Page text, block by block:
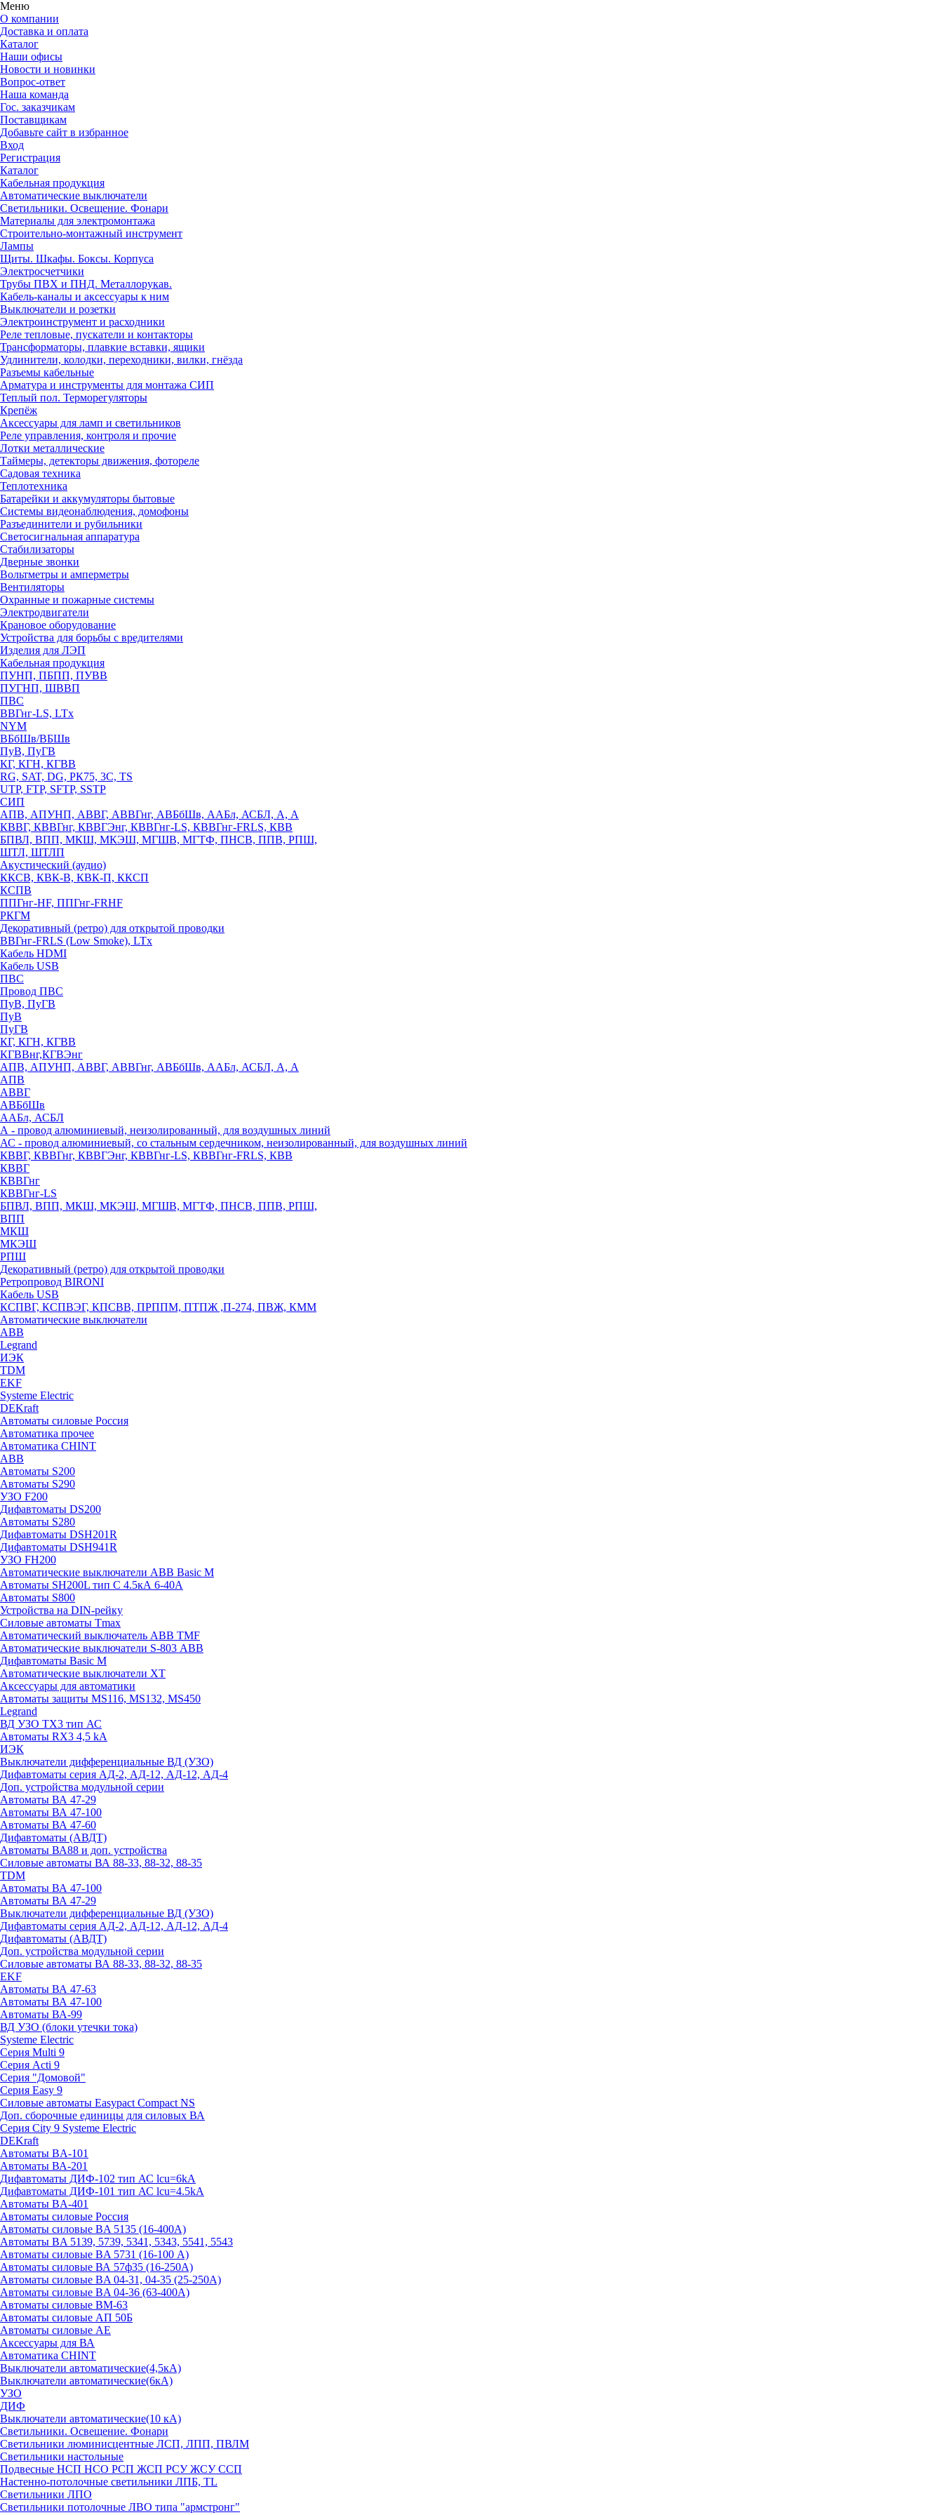
Меню
О компании
Доставка и оплата
Каталог
Наши офисы
Новости и новинки
Вопрос-ответ
Наша команда
Гос. заказчикам
Поставщикам
Добавьте сайт в избранное
Вход
Регистрация
Каталог
Кабельная продукция
Автоматические выключатели
Светильники. Освещение. Фонари
Материалы для электромонтажа
Строительно-монтажный инструмент
Лампы
Щиты. Шкафы. Боксы. Корпуса
Электросчетчики
Трубы ПВХ и ПНД. Металлорукав.
Кабель-каналы и аксессуары к ним
Выключатели и розетки
Электроинструмент и расходники
Реле тепловые, пускатели и контакторы
Трансформаторы, плавкие вставки, ящики
Удлинители, колодки, переходники, вилки, гнёзда
Разъемы кабельные
Арматура и инструменты для монтажа СИП
Теплый пол. Терморегуляторы
Крепёж
Аксессуары для ламп и светильников
Реле управления, контроля и прочие
Лотки металлические
Таймеры, детекторы движения, фотореле
Садовая техника
Теплотехника
Батарейки и аккумуляторы бытовые
Системы видеонаблюдения, домофоны
Разъединители и рубильники
Светосигнальная аппаратура
Стабилизаторы
Дверные звонки
Вольтметры и амперметры
Вентиляторы
Охранные и пожарные системы
Электродвигатели
Крановое оборудование
Устройства для борьбы с вредителями
Изделия для ЛЭП
Кабельная продукция
ПУНП, ПБПП, ПУВВ
ПУГНП, ШВВП
ПВС
ВВГнг-LS, LTx
NYM
ВБбШв/ВБШв
ПуВ, ПуГВ
КГ, КГН, КГВВ
RG, SAT, DG, РК75, 3С, TS
UTP, FTP, SFTP, SSTP
СИП
АПВ, АПУНП, АВВГ, АВВГнг, АВБбШв, ААБл, АСБЛ, А, А
КВВГ, КВВГнг, КВВГЭнг, КВВГнг-LS, КВВГнг-FRLS, КВВ
БПВЛ, ВПП, МКШ, МКЭШ, МГШВ, МГТФ, ПНСВ, ППВ, РПШ,
ШТЛ, ШТЛП
Акустический (аудио)
ККСВ, КВК-В, КВК-П, ККСП
КСПВ
ППГнг-HF, ППГнг-FRHF
РКГМ
Декоративный (ретро) для открытой проводки
ВВГнг-FRLS (Low Smoke), LTx
Кабель HDMI
Кабель USB
ПВС
Провод ПВС
ПуВ, ПуГВ
ПуВ
ПуГВ
КГ, КГН, КГВВ
КГВВнг,КГВЭнг
АПВ, АПУНП, АВВГ, АВВГнг, АВБбШв, ААБл, АСБЛ, А, А
АПВ
АВВГ
АВБбШв
ААБл, АСБЛ
А - провод алюминиевый, неизолированный, для воздушных линий
АС - провод алюминиевый, со стальным сердечником, неизолированный, для воздушных линий
КВВГ, КВВГнг, КВВГЭнг, КВВГнг-LS, КВВГнг-FRLS, КВВ
КВВГ
КВВГнг
КВВГнг-LS
БПВЛ, ВПП, МКШ, МКЭШ, МГШВ, МГТФ, ПНСВ, ППВ, РПШ,
ВПП
МКШ
МКЭШ
РПШ
Декоративный (ретро) для открытой проводки
Ретропровод BIRONI
Кабель USB
КСПВГ, КСПВЭГ, КПСВВ, ПРППМ, ПТПЖ ,П-274, ПВЖ, КММ
Автоматические выключатели
ABB
Legrand
ИЭК
TDM
EKF
Systeme Electric
DEKraft
Автоматы силовые Россия
Автоматика прочее
Автоматика CHINT
ABB
Автоматы S200
Автоматы S290
УЗО F200
Дифавтоматы DS200
Автоматы S280
Дифавтоматы DSH201R
Дифавтоматы DSH941R
УЗО FH200
Автоматические выключатели ABB Basic M
Автоматы SH200L тип С 4.5кА 6-40А
Автоматы S800
Устройства на DIN-рейку
Силовые автоматы Tmax
Автоматический выключатель ABB TMF
Автоматические выключатели S-803 АВВ
Дифавтоматы Basic M
Автоматические выключатели XT
Аксессуары для автоматики
Автоматы защиты MS116, MS132, MS450
Legrand
ВД УЗО TX3 тип АС
Автоматы RX3 4,5 kA
ИЭК
Выключатели дифференциальные ВД (УЗО)
Дифавтоматы серия АД-2, АД-12, АД-12, АД-4
Доп. устройства модульной серии
Автоматы ВА 47-29
Автоматы ВА 47-100
Автоматы ВА 47-60
Дифавтоматы (АВДТ)
Автоматы ВА88 и доп. устройства
Силовые автоматы ВА 88-33, 88-32, 88-35
TDM
Автоматы ВА 47-100
Автоматы ВА 47-29
Выключатели дифференциальные ВД (УЗО)
Дифавтоматы серия АД-2, АД-12, АД-12, АД-4
Дифавтоматы (АВДТ)
Доп. устройства модульной серии
Силовые автоматы ВА 88-33, 88-32, 88-35
EKF
Автоматы ВА 47-63
Автоматы ВА 47-100
Автоматы ВА-99
ВД УЗО (блоки утечки тока)
Systeme Electric
Серия Multi 9
Серия Acti 9
Серия "Домовой"
Серия Easy 9
Силовые автоматы Easypact Compact NS
Доп. сборочные единицы для силовых ВА
Серия City 9 Systeme Electric
DEKraft
Автоматы BA-101
Автоматы ВА-201
Дифавтоматы ДИФ-102 тип АС lcu=6kA
Дифавтоматы ДИФ-101 тип АС lcu=4.5kA
Автоматы BA-401
Автоматы силовые Россия
Автоматы силовые BA 5135 (16-400А)
Автоматы BA 5139, 5739, 5341, 5343, 5541, 5543
Автоматы силовые BA 5731 (16-100 А)
Автоматы силовые ВА 57ф35 (16-250А)
Автоматы силовые BA 04-31, 04-35 (25-250А)
Автоматы силовые BA 04-36 (63-400А)
Автоматы силовые ВМ-63
Автоматы силовые АП 50Б
Автоматы силовые АЕ
Аксессуары для ВА
Автоматика CHINT
Выключатели автоматические(4,5кА)
Выключатели автоматические(6кА)
УЗО
ДИФ
Выключатели автоматические(10 кА)
Светильники. Освещение. Фонари
Светильники люминисцентные ЛСП, ЛПП, ПВЛМ
Светильники настольные
Подвесные НСП НСО РСП ЖСП РСУ ЖСУ ССП
Настенно-потолочные светильники ЛПБ, TL
Светильники ЛПО
Светильники потолочные ЛВО типа "армстронг"